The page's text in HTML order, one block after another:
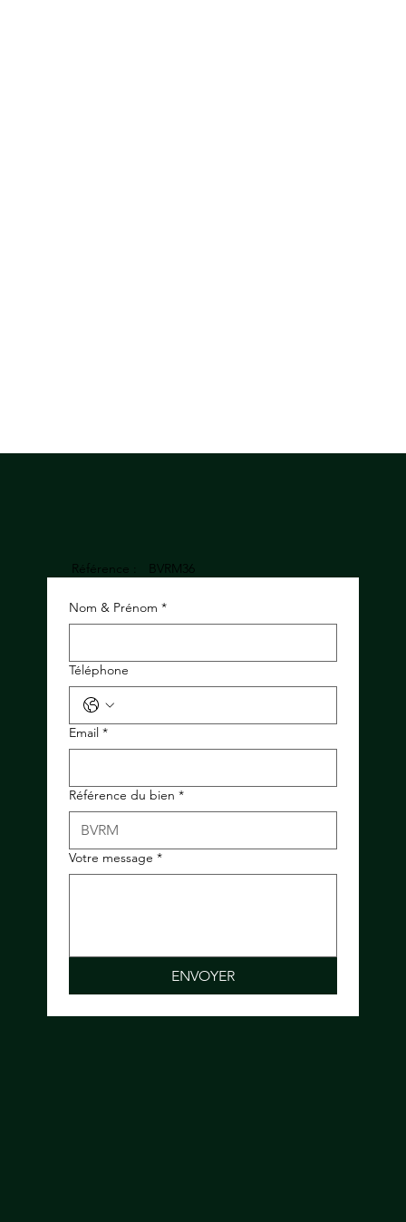
Nom & Prénom *
Téléphone
Email *
Référence du bien *
Votre message *
ENVOYER
Référence : BVRM36